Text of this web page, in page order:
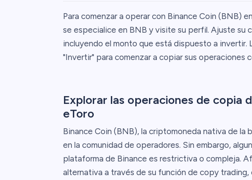
Para comenzar a operar con Binance Coin (BNB) en
se especialice en BNB y visite su perfil. Ajuste su
incluyendo el monto que está dispuesto a invertir.
"Invertir" para comenzar a copiar sus operaciones
Explorar las operaciones de copia
eToro
Binance Coin (BNB), la criptomoneda nativa de la
en la comunidad de operadores. Sin embargo,
plataforma de Binance es restrictiva o compleja.
alternativa a través de su función de copy trading,